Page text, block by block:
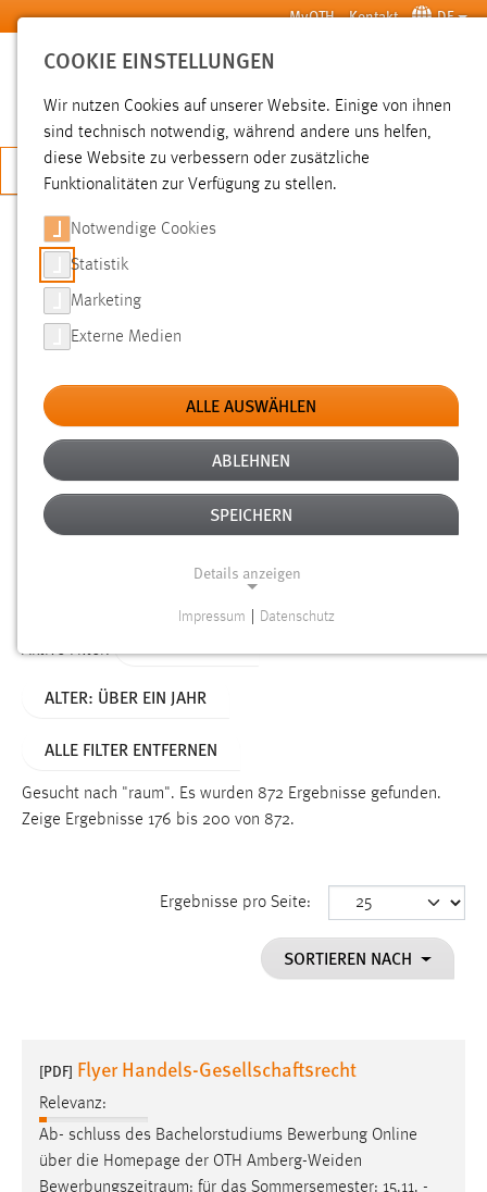
Zum Hauptinhalt springen MyOTH Kontakt DE
SUCHE
JETZT BEWERBEN
SUCHE
FILTER
Typ
Erstellungsdatum
Alter
Aktive Filter:
ALTER: ÜBER EIN JAHR
ALLE FILTER ENTFERNEN
Gesucht nach "raum". Es wurden 872 Ergebnisse gefunden.
Zeige Ergebnisse 176 bis 200 von 872.
Ergebnisse pro Seite:
SORTIEREN NACH
[PDF] Flyer Handels-Gesellschaftsrecht
Relevanz:
Ab- schluss des Bachelorstudiums Bewerbung Online
über die Homepage der OTH Amberg-Weiden
Bewerbungszeitraum: für das Sommersemester: 15.11. -
COOKIE EINSTELLUNGEN
Wir nutzen Cookies auf unserer Website. Einige von ihnen
sind technisch notwendig, während andere uns helfen,
diese Website zu verbessern oder zusätzliche
Funktionalitäten zur Verfügung zu stellen.
Notwendige Cookies
Statistik
Marketing
Externe Medien
ALLE AUSWÄHLEN
ABLEHNEN
SPEICHERN
Details anzeigen
Funktionen und sind für die einwandfreie Funktion der
Name:
Dieser Cookie speichert die ausgewählten Einverständnis-
Performance
Name:
staticfilecache
Zweck:
Für performante Seitenauslieferung wird in diesem Cookie
Impressum Datenschutz